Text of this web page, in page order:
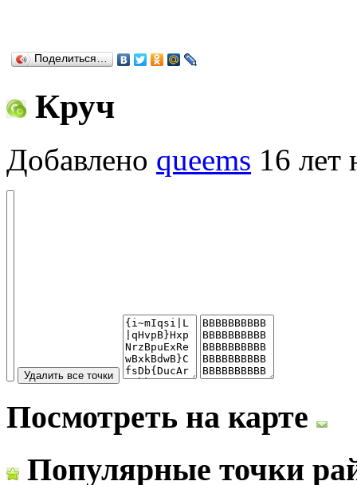
Поделиться…
Круч
Добавлено queems 16 лет
Посмотреть на карте
Популярные точки